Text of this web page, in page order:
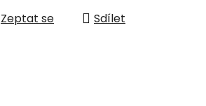
Zeptat se Sdílet